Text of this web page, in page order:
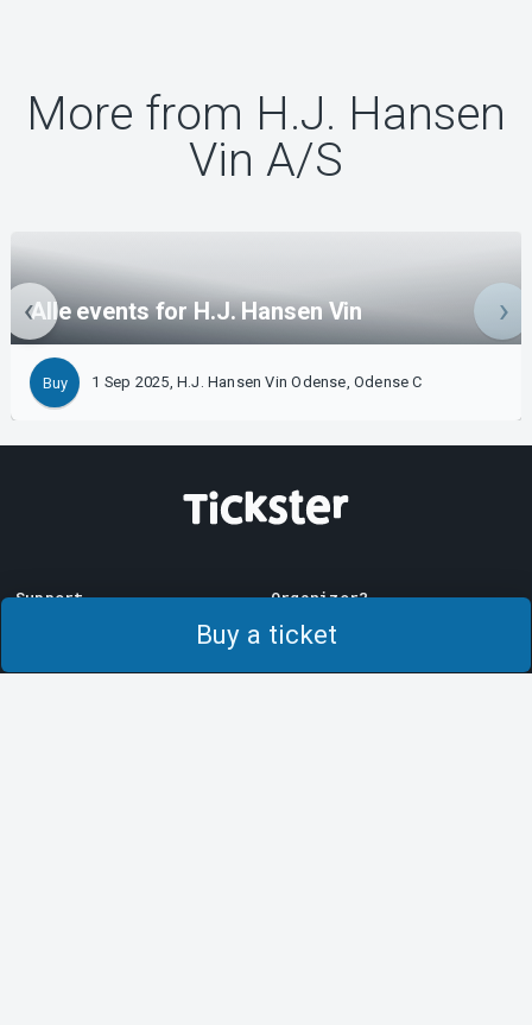
Buy a ticket
More from H.J. Hansen
Vin A/S
Alle events for H.J. Hansen Vin
Buy 1 Sep 2025, H.J. Hansen Vin Odense, Odense C
Support
Organizer?
Sell with us!